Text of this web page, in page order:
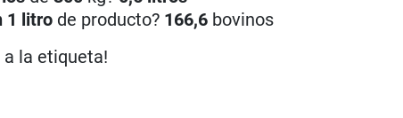
1 litro de producto? 166,6 bovinos
a la etiqueta!